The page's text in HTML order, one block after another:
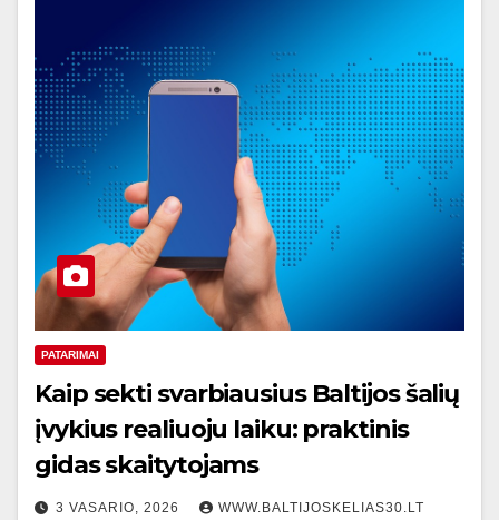
PATARIMAI
Kaip sekti svarbiausius Baltijos šalių
įvykius realiuoju laiku: praktinis
gidas skaitytojams
3 VASARIO, 2026 WWW.BALTIJOSKELIAS30.LT